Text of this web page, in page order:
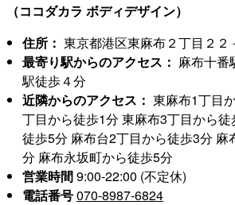
（ココダカラ ボディデザイン）
住所： 東京都港区東麻布２丁目２
最寄り駅からのアクセス： 麻布十番
駅徒歩４分
近隣からのアクセス： 東麻布1丁目
丁目から徒歩1分 東麻布3丁目から
徒歩5分 麻布台2丁目から徒歩3分 麻
分 麻布永坂町から徒歩5分
営業時間9:00-22:00 (不定休)
電話番号070-8987-6824